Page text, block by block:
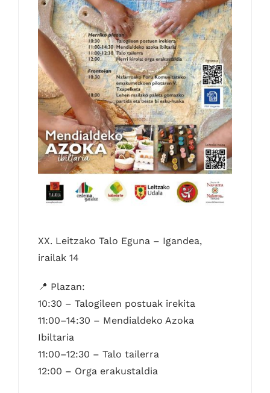
Euskara
XX. Leitzako Talo Eguna – Igandea,
irailak 14
📍 Plazan:
10:30 – Talogileen postuak irekita
11:00–14:30 – Mendialdeko Azoka
Ibiltaria
11:00–12:30 – Talo tailerra
12:00 – Orga erakustaldia